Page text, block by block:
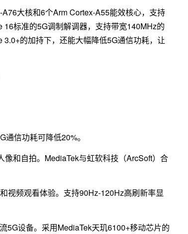
大核和6个Arm Cortex-A55能效核心，支持
标准的5G调制解调器，支持带宽140MHz的
的加持下，还能大幅降低5G通信功耗，让
信功耗可降低20%。
和自拍。MediaTek与虹软科技（ArcSoft）合
视频观看体验。支持90Hz-120Hz高刷新率显
5G设备。采用MediaTek天玑6100+移动芯片的